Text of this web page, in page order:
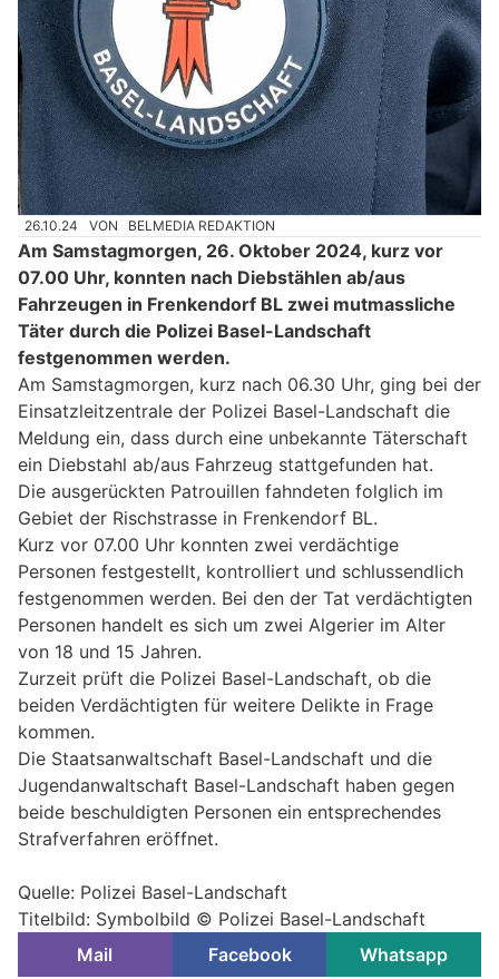
26.10.24 VON BELMEDIA REDAKTION
Am Samstagmorgen, 26. Oktober 2024, kurz vor
07.00 Uhr, konnten nach Diebstählen ab/aus
Fahrzeugen in Frenkendorf BL zwei mutmassliche
Täter durch die Polizei Basel-Landschaft
festgenommen werden.
Am Samstagmorgen, kurz nach 06.30 Uhr, ging bei der
Einsatzleitzentrale der Polizei Basel-Landschaft die
Meldung ein, dass durch eine unbekannte Täterschaft
ein Diebstahl ab/aus Fahrzeug stattgefunden hat.
Die ausgerückten Patrouillen fahndeten folglich im
Gebiet der Rischstrasse in Frenkendorf BL.
Kurz vor 07.00 Uhr konnten zwei verdächtige
Personen festgestellt, kontrolliert und schlussendlich
festgenommen werden. Bei den der Tat verdächtigten
Personen handelt es sich um zwei Algerier im Alter
von 18 und 15 Jahren.
Zurzeit prüft die Polizei Basel-Landschaft, ob die
beiden Verdächtigten für weitere Delikte in Frage
kommen.
Die Staatsanwaltschaft Basel-Landschaft und die
Jugendanwaltschaft Basel-Landschaft haben gegen
beide beschuldigten Personen ein entsprechendes
Strafverfahren eröffnet.
Quelle: Polizei Basel-Landschaft
Titelbild: Symbolbild © Polizei Basel-Landschaft
Mail
Facebook Whatsapp